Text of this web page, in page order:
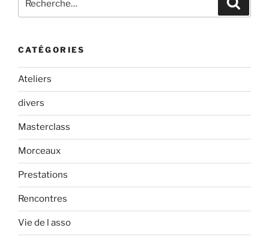
pour
CATÉGORIES
Ateliers
divers
Masterclass
Morceaux
Prestations
Rencontres
Vie de l asso